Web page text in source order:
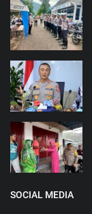
SOCIAL MEDIA